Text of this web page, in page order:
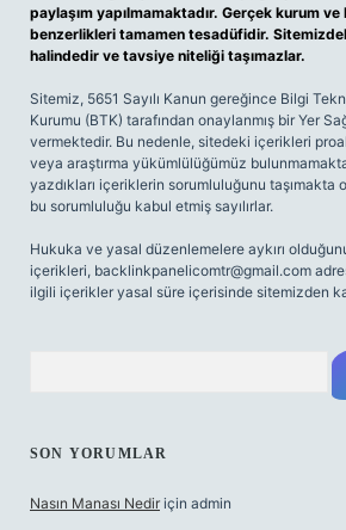
paylaşım yapılmamaktadır. Gerçek kurum
benzerlikleri tamamen tesadüfidir.
halindedir ve tavsiye niteliği taşımazlar.
Sitemiz, 5651 Sayılı Kanun gereğince Bilgi
Kurumu (BTK) tarafından onaylanmış bir Yer
vermektedir. Bu nedenle, sitedeki içerikleri
veya araştırma yükümlülüğümüz
yazdıkları içeriklerin sorumluluğunu taşımakta
bu sorumluluğu kabul etmiş sayılırlar.
Hukuka ve yasal düzenlemelere aykırı
içerikleri, backlinkpanelicomtr@gmail.com
ilgili içerikler yasal süre içerisinde sitemizden
SON YORUMLAR
Nasın Manası Nedir için admin